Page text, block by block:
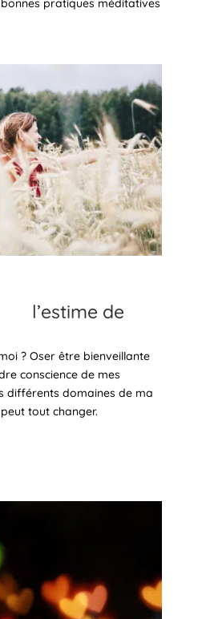
pratiques méditatives
de
? Oser être bienveillante
conscience de mes
différents domaines de ma
tout changer.